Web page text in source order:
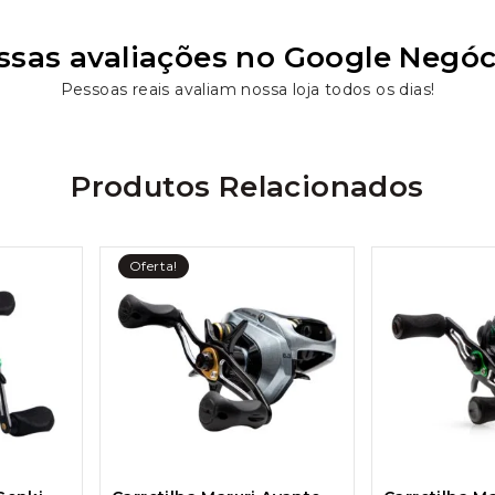
avaliações no Google
Pessoas reais avaliam nossa loja todos os dias!
Produtos Relacionados
Oferta!